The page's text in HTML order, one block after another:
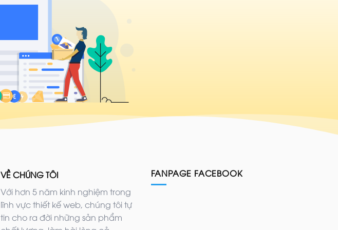
VỀ CHÚNG TÔI
Với hơn 5 năm kinh nghiệm trong
lĩnh vực thiết kế web, chúng tôi tự
tin cho ra đời những sản phẩm
FANPAGE FACEBOOK